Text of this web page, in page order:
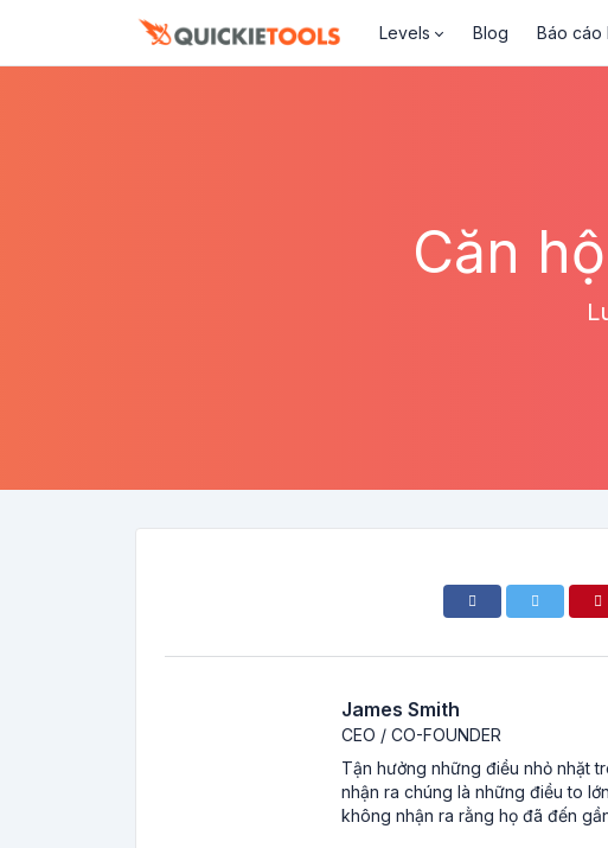
Levels Blog Báo cáo
Căn
James Smith
CEO / CO-FOUNDER
Tận hưởng những điều nhỏ nhặt
nhận ra chúng là những điều to
không nhận ra rằng họ đã đến